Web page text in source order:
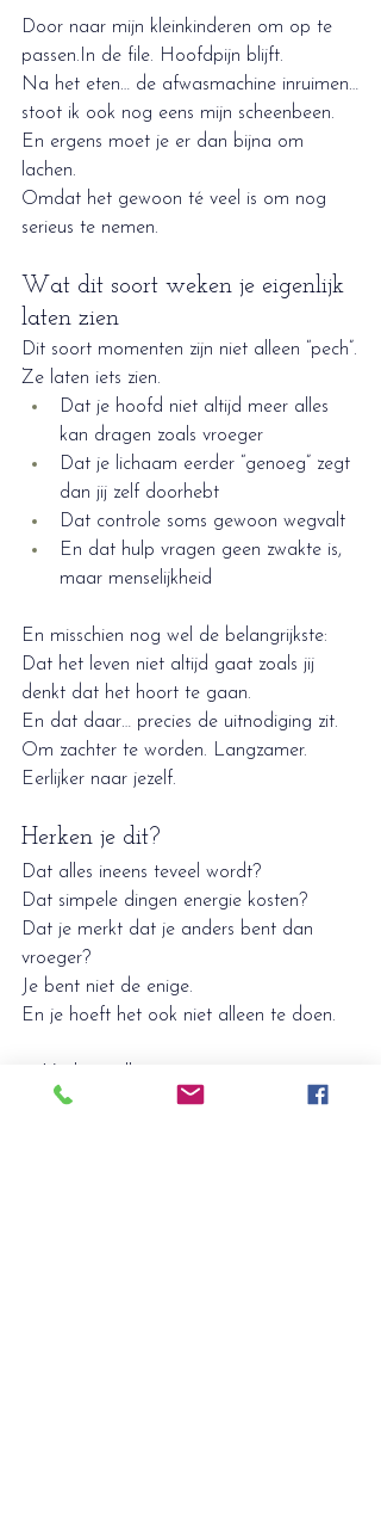
Door naar mijn kleinkinderen om op te
passen.In de file. Hoofdpijn blijft.
Na het eten… de afwasmachine inruimen…
stoot ik ook nog eens mijn scheenbeen.
En ergens moet je er dan bijna om
lachen.
Omdat het gewoon té veel is om nog
serieus te nemen.
Wat dit soort weken je eigenlijk
laten zien
Dit soort momenten zijn niet alleen “pech”.
Ze laten iets zien.
Dat je hoofd niet altijd meer alles
kan dragen zoals vroeger
Dat je lichaam eerder “genoeg” zegt
dan jij zelf doorhebt
Dat controle soms gewoon wegvalt
En dat hulp vragen geen zwakte is,
maar menselijkheid
En misschien nog wel de belangrijkste:
Dat het leven niet altijd gaat zoals jij
denkt dat het hoort te gaan.
En dat daar… precies de uitnodiging zit.
Om zachter te worden. Langzamer.
Eerlijker naar jezelf.
Herken je dit?
Dat alles ineens teveel wordt?
Dat simpele dingen energie kosten?
Dat je merkt dat je anders bent dan
vroeger?
Je bent niet de enige.
En je hoeft het ook niet alleen te doen.
nemen voor een gesprek, een sessie of